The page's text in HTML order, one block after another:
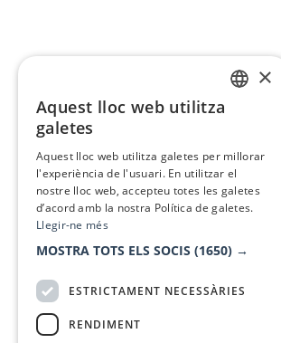
×
Aquest lloc web utilitza
galetes
Aquest lloc web utilitza galetes per millorar
l'experiència de l'usuari. En utilitzar el
nostre lloc web, accepteu totes les galetes
d’acord amb la nostra Política de galetes.
Llegir-ne més
MOSTRA TOTS ELS SOCIS (1650) →
ESTRICTAMENT NECESSÀRIES
RENDIMENT